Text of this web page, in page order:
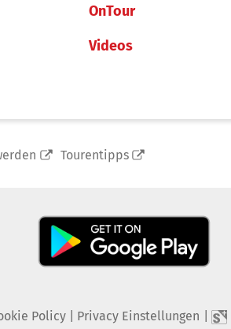
OnTour
Videos
Tourentipps
Policy| Privacy Einstellungen